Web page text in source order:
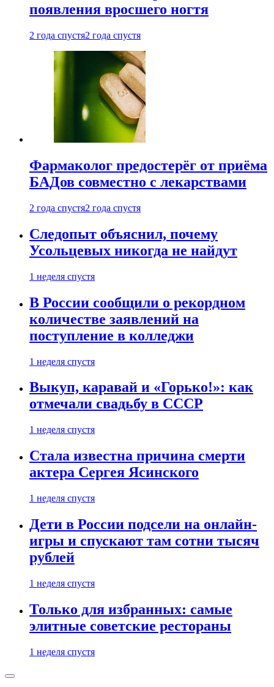
появления вросшего ногтя
2 года спустя2 года спустя
Фармаколог предостерёг от приёма
БАДов совместно с лекарствами
2 года спустя2 года спустя
Следопыт объяснил, почему
Усольцевых никогда не найдут
1 неделя спустя
В России сообщили о рекордном
количестве заявлений на
поступление в колледжи
1 неделя спустя
Выкуп, каравай и «Горько!»: как
отмечали свадьбу в СССР
1 неделя спустя
Стала известна причина смерти
актера Сергея Ясинского
1 неделя спустя
Дети в России подсели на онлайн-
игры и спускают там сотни тысяч
рублей
1 неделя спустя
Только для избранных: самые
элитные советские рестораны
1 неделя спустя